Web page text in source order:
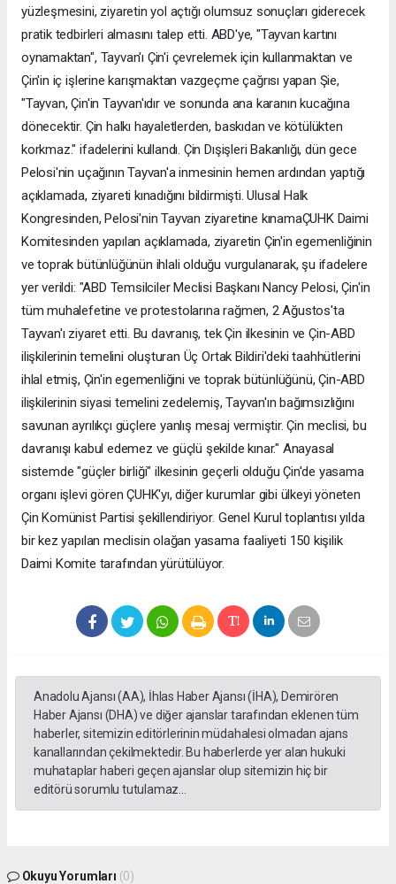
yüzleşmesini, ziyaretin yol açtığı olumsuz sonuçları giderecek
pratik tedbirleri almasını talep etti. ABD'ye, "Tayvan kartını
oynamaktan", Tayvan'ı Çin'i çevrelemek için kullanmaktan ve
Çin'in iç işlerine karışmaktan vazgeçme çağrısı yapan Şie,
"Tayvan, Çin'in Tayvan'ıdır ve sonunda ana karanın kucağına
dönecektir. Çin halkı hayaletlerden, baskıdan ve kötülükten
korkmaz." ifadelerini kullandı. Çin Dışişleri Bakanlığı, dün gece
Pelosi'nin uçağının Tayvan'a inmesinin hemen ardından yaptığı
açıklamada, ziyareti kınadığını bildirmişti. Ulusal Halk
Kongresinden, Pelosi'nin Tayvan ziyaretine kınamaÇUHK Daimi
Komitesinden yapılan açıklamada, ziyaretin Çin'in egemenliğinin
ve toprak bütünlüğünün ihlali olduğu vurgulanarak, şu ifadelere
yer verildi: "ABD Temsilciler Meclisi Başkanı Nancy Pelosi, Çin'in
tüm muhalefetine ve protestolarına rağmen, 2 Ağustos'ta
Tayvan'ı ziyaret etti. Bu davranış, tek Çin ilkesinin ve Çin-ABD
ilişkilerinin temelini oluşturan Üç Ortak Bildiri'deki taahhütlerini
ihlal etmiş, Çin'in egemenliğini ve toprak bütünlüğünü, Çin-ABD
ilişkilerinin siyasi temelini zedelemiş, Tayvan'ın bağımsızlığını
savunan ayrılıkçı güçlere yanlış mesaj vermiştir. Çin meclisi, bu
davranışı kabul edemez ve güçlü şekilde kınar." Anayasal
sistemde "güçler birliği" ilkesinin geçerli olduğu Çin'de yasama
organı işlevi gören ÇUHK'yı, diğer kurumlar gibi ülkeyi yöneten
Çin Komünist Partisi şekillendiriyor. Genel Kurul toplantısı yılda
bir kez yapılan meclisin olağan yasama faaliyeti 150 kişilik
Daimi Komite tarafından yürütülüyor.
Anadolu Ajansı (AA), İhlas Haber Ajansı (İHA), Demirören
Haber Ajansı (DHA) ve diğer ajanslar tarafından eklenen tüm
haberler, sitemizin editörlerinin müdahalesi olmadan ajans
kanallarından çekilmektedir. Bu haberlerde yer alan hukuki
muhataplar haberi geçen ajanslar olup sitemizin hiç bir
editörü sorumlu tutulamaz...
Okuyu Yorumları (0)